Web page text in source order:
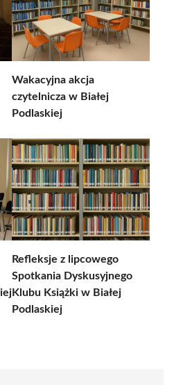
Wakacyjna akcja
czytelnicza w Białej
Podlaskiej
Refleksje z lipcowego
Spotkania Dyskusyjnego
Klubu Książki w Białej
Podlaskiej